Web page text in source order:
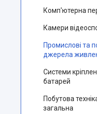
Комп'ютерна
Камери
Промислові та
джерела
Системи
батарей
Побутова
загальна